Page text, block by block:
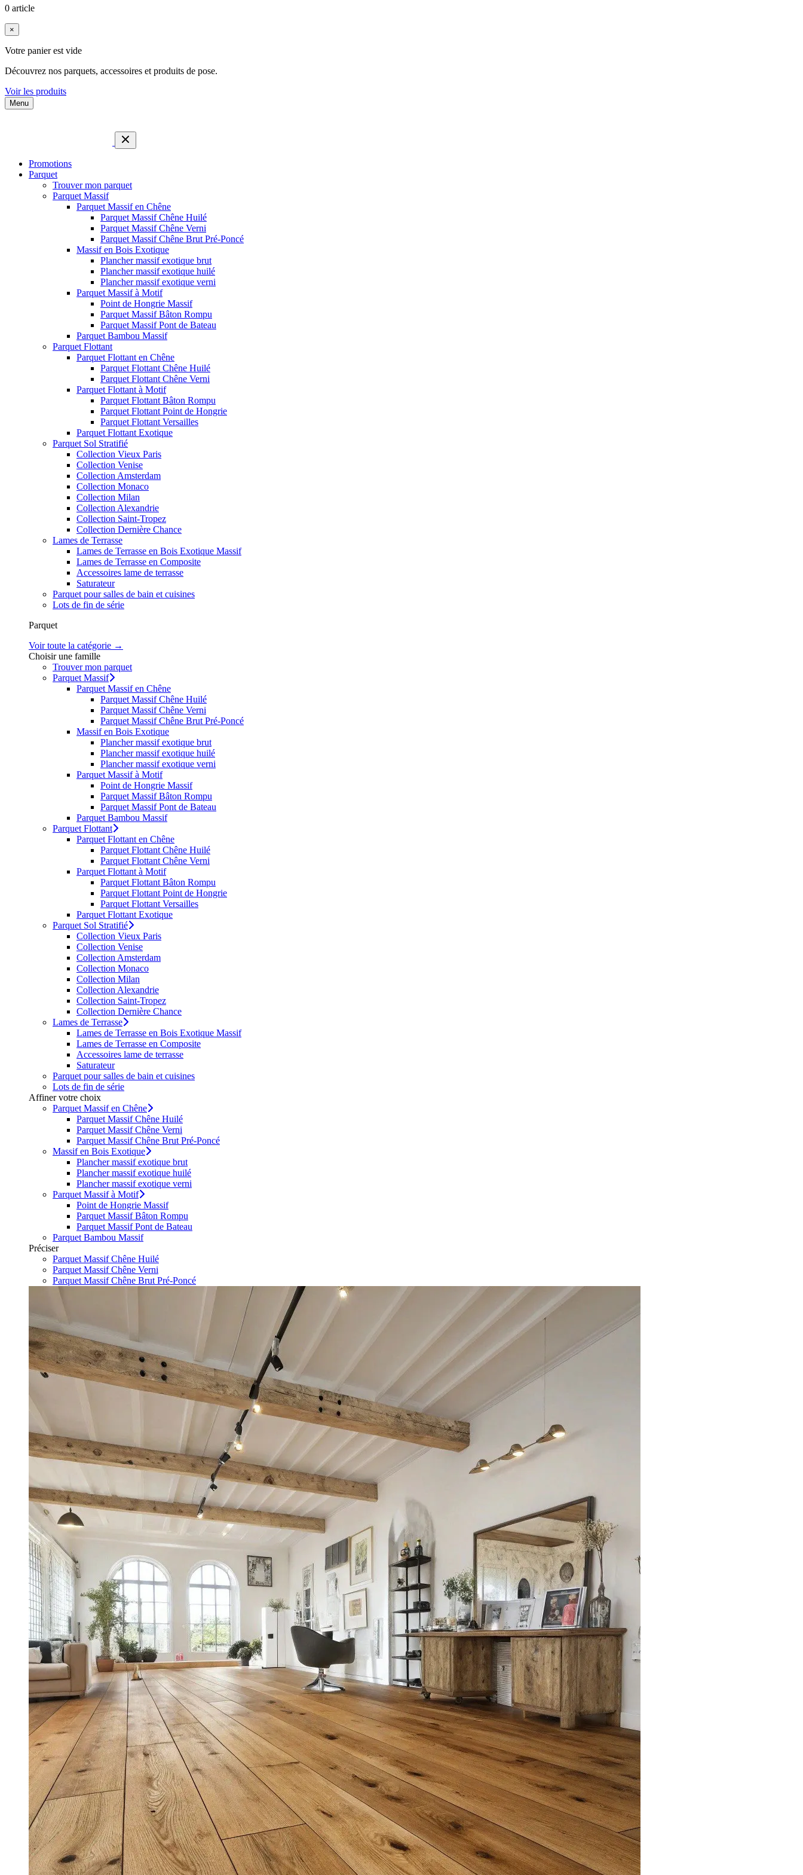
0 article
×
Votre panier est vide
Découvrez nos parquets, accessoires et produits de pose.
Voir les produits
Menu
Promotions
Parquet
Trouver mon parquet
Parquet Massif
Parquet Massif en Chêne
Parquet Massif Chêne Huilé
Parquet Massif Chêne Verni
Parquet Massif Chêne Brut Pré-Poncé
Massif en Bois Exotique
Plancher massif exotique brut
Plancher massif exotique huilé
Plancher massif exotique verni
Parquet Massif à Motif
Point de Hongrie Massif
Parquet Massif Bâton Rompu
Parquet Massif Pont de Bateau
Parquet Bambou Massif
Parquet Flottant
Parquet Flottant en Chêne
Parquet Flottant Chêne Huilé
Parquet Flottant Chêne Verni
Parquet Flottant à Motif
Parquet Flottant Bâton Rompu
Parquet Flottant Point de Hongrie
Parquet Flottant Versailles
Parquet Flottant Exotique
Parquet Sol Stratifié
Collection Vieux Paris
Collection Venise
Collection Amsterdam
Collection Monaco
Collection Milan
Collection Alexandrie
Collection Saint-Tropez
Collection Dernière Chance
Lames de Terrasse
Lames de Terrasse en Bois Exotique Massif
Lames de Terrasse en Composite
Accessoires lame de terrasse
Saturateur
Parquet pour salles de bain et cuisines
Lots de fin de série
Parquet
Voir toute la catégorie →
Choisir une famille
Trouver mon parquet
Parquet Massif
Parquet Massif en Chêne
Parquet Massif Chêne Huilé
Parquet Massif Chêne Verni
Parquet Massif Chêne Brut Pré-Poncé
Massif en Bois Exotique
Plancher massif exotique brut
Plancher massif exotique huilé
Plancher massif exotique verni
Parquet Massif à Motif
Point de Hongrie Massif
Parquet Massif Bâton Rompu
Parquet Massif Pont de Bateau
Parquet Bambou Massif
Parquet Flottant
Parquet Flottant en Chêne
Parquet Flottant Chêne Huilé
Parquet Flottant Chêne Verni
Parquet Flottant à Motif
Parquet Flottant Bâton Rompu
Parquet Flottant Point de Hongrie
Parquet Flottant Versailles
Parquet Flottant Exotique
Parquet Sol Stratifié
Collection Vieux Paris
Collection Venise
Collection Amsterdam
Collection Monaco
Collection Milan
Collection Alexandrie
Collection Saint-Tropez
Collection Dernière Chance
Lames de Terrasse
Lames de Terrasse en Bois Exotique Massif
Lames de Terrasse en Composite
Accessoires lame de terrasse
Saturateur
Parquet pour salles de bain et cuisines
Lots de fin de série
Affiner votre choix
Parquet Massif en Chêne
Parquet Massif Chêne Huilé
Parquet Massif Chêne Verni
Parquet Massif Chêne Brut Pré-Poncé
Massif en Bois Exotique
Plancher massif exotique brut
Plancher massif exotique huilé
Plancher massif exotique verni
Parquet Massif à Motif
Point de Hongrie Massif
Parquet Massif Bâton Rompu
Parquet Massif Pont de Bateau
Parquet Bambou Massif
Préciser
Parquet Massif Chêne Huilé
Parquet Massif Chêne Verni
Parquet Massif Chêne Brut Pré-Poncé